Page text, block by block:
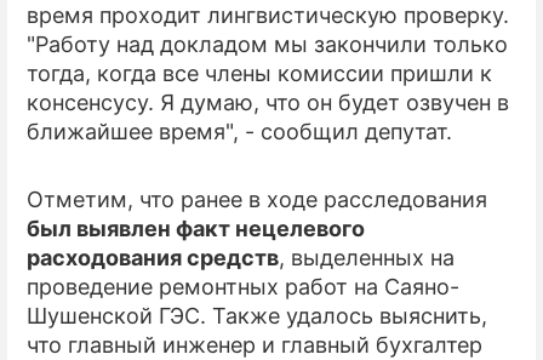
время проходит лингвистическую проверку.
"Работу над докладом мы закончили только
тогда, когда все члены комиссии пришли к
консенсусу. Я думаю, что он будет озвучен в
ближайшее время", - сообщил депутат.
Отметим, что ранее в ходе расследования
был выявлен факт нецелевого
расходования средств, выделенных на
проведение ремонтных работ на Саяно-
Шушенской ГЭС. Также удалось выяснить,
что главный инженер и главный бухгалтер